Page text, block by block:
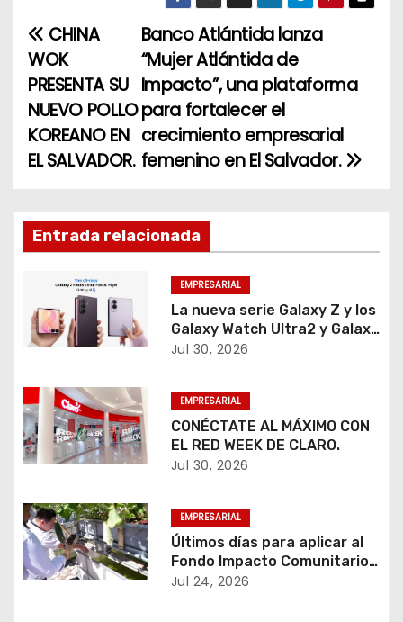
N
a
v
e
a
i
ó
n
d
e
e
n
t
Banco Atlántida lanza
“Mujer Atlántida de
Impacto”, una plataforma
para fortalecer el
crecimiento empresarial
femenino en El Salvador.
CHINA
WOK
PRESENTA SU
NUEVO POLLO
KOREANO EN
EL SALVADOR.
Entrada relacionada
EMPRESARIAL
La nueva serie Galaxy Z y los
Galaxy Watch Ultra2 y Galaxy
Watch9 inauguran una
para trabajar, crear, cuidar la
salud y disfrutar el día a día.
Jul 30, 2026
EMPRESARIAL
CONÉCTATE AL MÁXIMO CON
EL RED WEEK DE CLARO.
Jul 30, 2026
EMPRESARIAL
Últimos días para aplicar al
Fondo Impacto Comunitario
de TELUS Digital El Salvador.
Jul 24, 2026